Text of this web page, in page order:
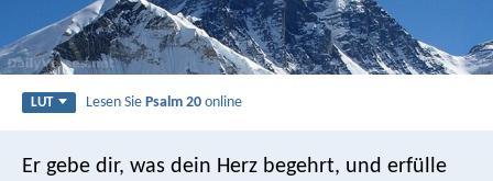
LUT Lesen SiePsalm 20 online
Er gebe dir, was dein Herz begehrt, und erfülle